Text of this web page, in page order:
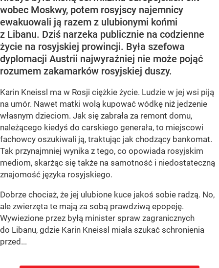
wobec Moskwy, potem rosyjscy najemnicy
ewakuowali ją razem z ulubionymi końmi
z Libanu. Dziś narzeka publicznie na codzienne
życie na rosyjskiej prowincji. Była szefowa
dyplomacji Austrii najwyraźniej nie może pojąć
rozumem zakamarków rosyjskiej duszy.
Karin Kneissl ma w Rosji ciężkie życie. Ludzie w jej wsi piją
na umór. Nawet matki wolą kupować wódkę niż jedzenie
własnym dzieciom. Jak się zabrała za remont domu,
należącego kiedyś do carskiego generała, to miejscowi
fachowcy oszukiwali ją, traktując jak chodzący bankomat.
Tak przynajmniej wynika z tego, co opowiada rosyjskim
mediom, skarżąc się także na samotność i niedostateczną
znajomość języka rosyjskiego.
Dobrze chociaż, że jej ulubione kuce jakoś sobie radzą. No,
ale zwierzęta te mają za sobą prawdziwą epopeję.
Wywiezione przez byłą minister spraw zagranicznych
do Libanu, gdzie Karin Kneissl miała szukać schronienia
przed...